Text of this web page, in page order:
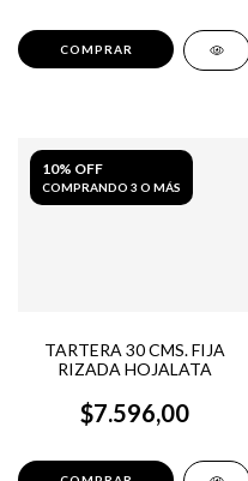
10% OFF
COMPRANDO 3 O MÁS
TARTERA 30 CMS. FIJA
RIZADA HOJALATA
$7.596,00